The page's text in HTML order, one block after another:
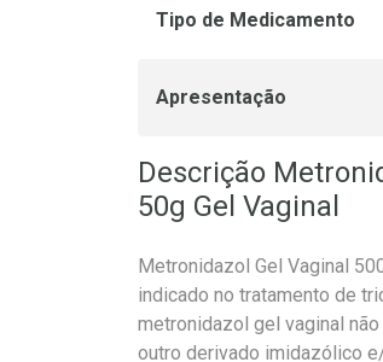
Tipo de Medicamento
Apresentação
Descrição
50g Gel Vaginal
Metronidazol Gel Vaginal
indicado no tratamento de
metronidazol gel vaginal
outro derivado imidazólico